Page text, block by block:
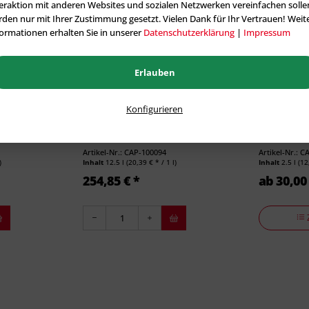
möglich.
Artikel-Nr.: CAP-100094
Inhalt 12.5 l (20,39 € * / 1 l)
254,85 € *
Caparol
Artikel-Nr.:
Inhalt 2.5 l
ab
mit anderen Websites und sozialen Netzwerken vereinfachen
nur mit Ihrer Zustimmung gesetzt. Vielen Dank für Ihr Vertrauen!
erhalten Sie in unsererDatenschutzerklärung | Impressum
Erlauben
Konfigurieren